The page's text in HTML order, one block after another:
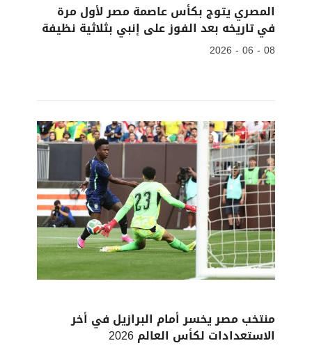
المصري يتوج بكأس عاصمة مصر لأول مرة
في تاريخه بعد الفوز على إنبي بثلاثية نظيفة
08 - 06 - 2026
منتخب مصر يخسر أمام البرازيل في أخر
الاستعدادات لكأس العالم 2026